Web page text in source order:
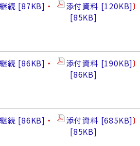
継続 87KB ・ 添付資料 120KB 〕
85KB
継続 86KB ・ 添付資料 190KB 〕
86KB
継続 86KB ・ 添付資料 685KB 〕
85KB